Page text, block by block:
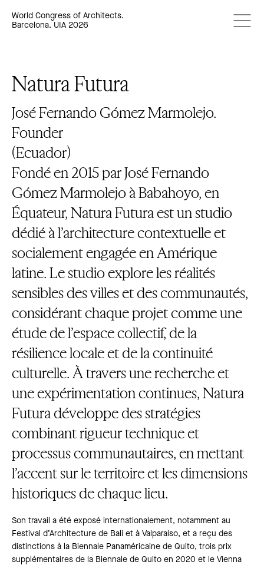
World Congress of Architects.
Barcelona. UIA 2026
Natura Futura
José Fernando Gómez Marmolejo.
Founder
(Ecuador)
Fondé en 2015 par José Fernando
Gómez Marmolejo à Babahoyo, en
Équateur, Natura Futura est un studio
dédié à l’architecture contextuelle et
socialement engagée en Amérique
latine. Le studio explore les réalités
sensibles des villes et des communautés,
considérant chaque projet comme une
étude de l’espace collectif, de la
résilience locale et de la continuité
culturelle. À travers une recherche et
une expérimentation continues, Natura
Futura développe des stratégies
combinant rigueur technique et
processus communautaires, en mettant
l’accent sur le territoire et les dimensions
historiques de chaque lieu.
Son travail a été exposé internationalement, notamment au
Festival d’Architecture de Bali et à Valparaíso, et a reçu des
distinctions à la Biennale Panaméricaine de Quito, trois prix
supplémentaires de la Biennale de Quito en 2020 et le Vienna